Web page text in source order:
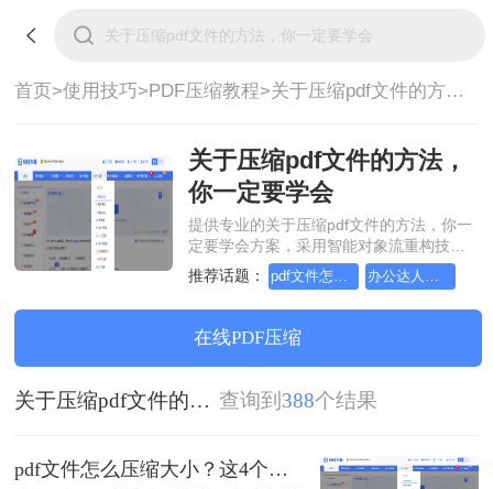
首页>使用技巧>PDF压缩教程> 关于压缩pdf文件的方法，你一定要学会
关于压缩pdf文件的方法，
你一定要学会
提供专业的关于压缩pdf文件的方法，你一
定要学会方案，采用智能对象流重构技
术，确保文档1:1高保真还原且排版不乱
码。支持一键批量处理，全链路 SSL 加密
保障隐私安全。助您快速实现关于压缩pdf
文件的方法，你一定要学会，无需安装，
高效办公。
推荐话题： pdf文件怎么压缩试试这几个方法
在线PDF压缩
关于压缩pdf文件的方法，你一定要学会 查询到 388个结果
pdf文件怎么压缩大小？这4个高效方法让你秒变办公达人！